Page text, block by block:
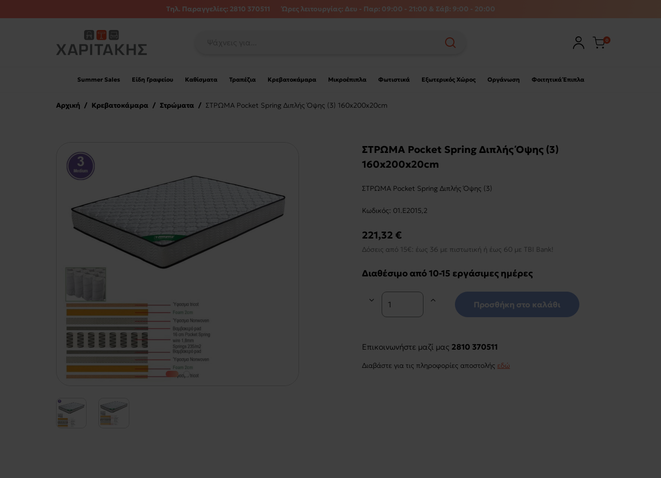
Τηλ. Παραγγελίες: 2810 370511 Ώρες λειτουργίας: Δευ - Παρ: 09:00 - 21:00 & Σάβ: 9:00 - 20:00
0
Summer Sales Είδη Γραφείου Καθίσματα Τραπέζια Κρεβατοκάμαρα Μικροέπιπλα Φωτιστικά Εξωτερικός Χώρος Οργάνωση Φοιτητικά Έπιπλα
Αρχική / Κρεβατοκάμαρα / Στρώματα / ΣΤΡΩΜΑ Pocket Spring Διπλής Όψης (3) 160x200x20cm
ΣΤΡΩΜΑ Pocket Spring Διπλής Όψης (3)
160x200x20cm
ΣΤΡΩΜΑ Pocket Spring Διπλής Όψης (3)
Kωδικός: 01.Ε2015,2
221,32 €
Δόσεις από 15€: έως 36 με πιστωτική ή έως 60 με TBI Bank!
Διαθέσιμο από 10-15 εργάσιμες ημέρες
Προσθήκη στο καλάθι
Επικοινωνήστε μαζί μας 2810 370511
Διαβάστε για τις πληροφορίες αποστολής εδώ